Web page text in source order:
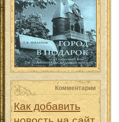
Комментарии
Как добавить